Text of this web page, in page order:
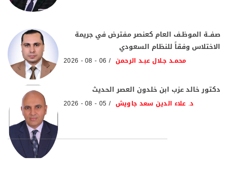
صفــة الموظـف العام كعنصر مفترض في جريمة
الاختلاس وفقاً للنظام السعودي
محمـد جـلال عبـد الرحمن 06 - 08 - 2026
دكتور خالد عزب ابن خلدون العصر الحديث
د. علاء الدين سعد جاويش 05 - 08 - 2026